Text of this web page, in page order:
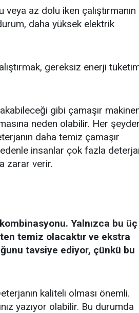
veya az dolu iken çalıştırmanın
daha yüksek elektrik
gereksiz enerji
gibi çamaşır
neden olabilir. Her
daha temiz çamaşır
insanlar çok fazla
zarar verir.
Yalnızca bu üç
temiz olacaktır ve ekstra
tavsiye ediyor, çünkü bu
kaliteli olması önemli.
yazıyor olabilir. Bu durumda